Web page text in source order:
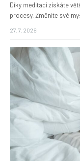
Díky meditaci získáte
procesy. Změníte své
27. 7. 2026